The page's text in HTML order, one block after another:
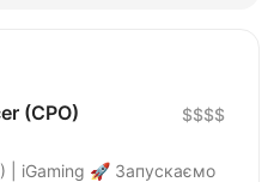
(CPO) $$$$
Запускаємо